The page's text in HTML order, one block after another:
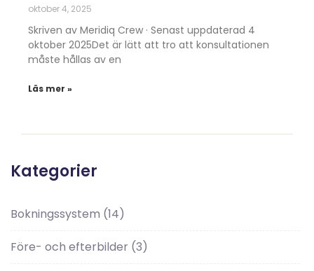
oktober 4, 2025
Skriven av Meridiq Crew · Senast uppdaterad 4
oktober 2025Det är lätt att tro att konsultationen
måste hållas av en
Läs mer »
Kategorier
Bokningssystem (14)
Före- och efterbilder (3)